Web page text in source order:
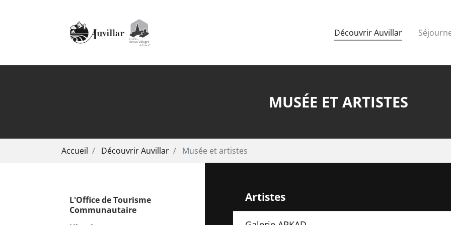
Découvrir Auvillar
MUSÉE ET ARTISTES
Accueil Découvrir Auvillar Musée et artistes
L'Office de Tourisme
Communautaire
Artistes